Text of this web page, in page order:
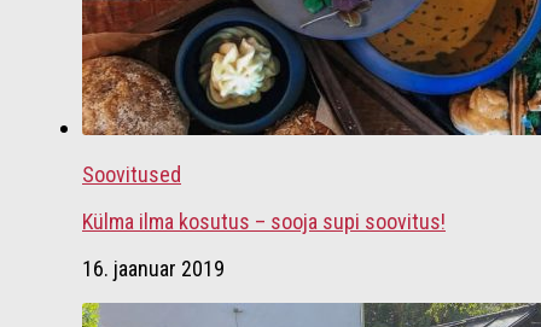
Soovitused
Külma ilma kosutus – sooja supi soovitus!
16. jaanuar 2019